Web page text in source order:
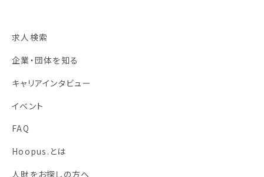
求人検索
企業・団体を知る
キャリアインタビュー
イベント
FAQ
Hoopus.とは
人財をお探しの方へ